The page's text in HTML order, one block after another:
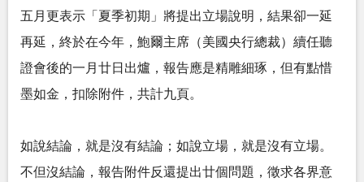
五月更表示「夏季初期」將提出立場說明，結果卻一延
再延，終於在今年，鮑爾主席（美國央行總裁）續任聽
證會後的一月廿日出爐，報告應是精雕細琢，但有點惜
墨如金，扣除附件，共計九頁。
如說結論，就是沒有結論；如說立場，就是沒有立場。
不但沒結論，報告附件反還提出廿個問題，徵求各界意